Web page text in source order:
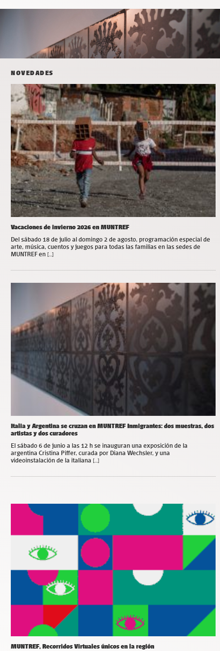
NOVEDADES
Vacaciones de invierno 2026 en MUNTREF
Del sábado 18 de julio al domingo 2 de agosto, programación especial de
arte, música, cuentos y juegos para todas las familias en las sedes de
MUNTREF en […]
Italia y Argentina se cruzan en MUNTREF Inmigrantes: dos muestras, dos
artistas y dos curadores
El sábado 6 de junio a las 12 h se inauguran una exposición de la
argentina Cristina Piffer, curada por Diana Wechsler, y una
videoinstalación de la italiana […]
MUNTREF, Recorridos Virtuales únicos en la región